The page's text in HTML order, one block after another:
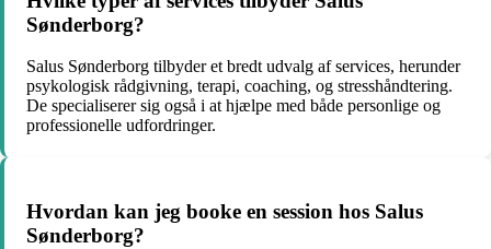
Sønderborg?
Salus Sønderborg tilbyder et bredt udvalg af services, herunder
psykologisk rådgivning, terapi, coaching, og stresshåndtering.
De specialiserer sig også i at hjælpe med både personlige og
professionelle udfordringer.
Hvordan kan jeg booke en session hos Salus
Sønderborg?